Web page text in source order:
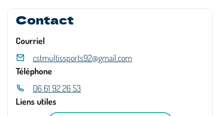
Contact
Courriel
cstmultissports92@gmail.com
Téléphone
06 61 92 26 53
Liens utiles